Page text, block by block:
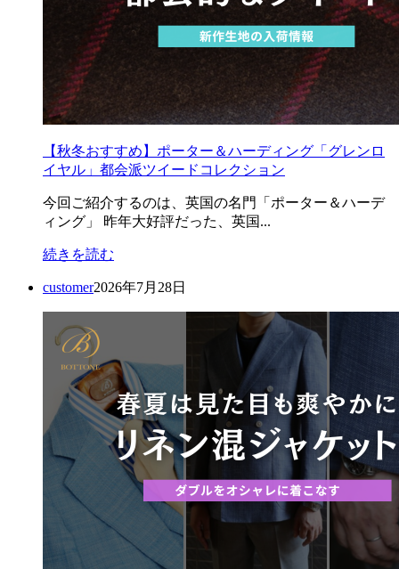
【秋冬おすすめ】ポーター＆ハーディング「グレンロ
イヤル」都会派ツイードコレクション
今回ご紹介するのは、英国の名門「ポーター＆ハーデ
ィング」 昨年大好評だった、英国...
続きを読む
customer2026年7月28日